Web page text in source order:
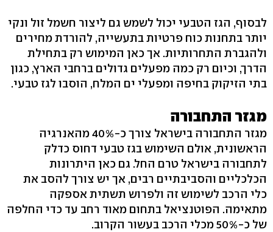
לבסוף, הגז הטבעי יכול לשמש גם ליצור חשמל זול ונקי
יותר בתחנות כוח פרטיות בתעשייה, להורדת מחירים
ולהגברת התחרותיות. אך כאן המימוש רק בתחילת
הדרך, וכיום רק כמה מפעלים גדולים ברחבי הארץ, כגון
בתי הזיקוק בחיפה ומפעלי ים המלח, הוסבו לגז טבעי.
מגזר התחבורה
מגזר התחבורה בישראל צורך כ-40% מהאנרגיה
הראשונית, אולם השימוש בגז טבעי דחוס כדלק
לתחבורה בישראל טרם החל. גם כאן היתרונות
הכלכליים והסביבתיים רבים, אך יש צורך להסב את
כלי הרכב לשימוש זה ולפרוש תשתית אספקה
מתאימה. הפוטנציאל בתחום מאוד רחב עד כדי החלפה
של כ-50% מכלי הרכב בעשור הקרוב.